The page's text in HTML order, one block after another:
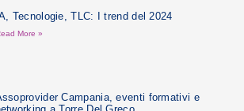
Tecnologie, TLC: I trend del 2024
More »
Campania, eventi formativi e